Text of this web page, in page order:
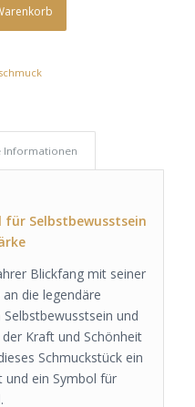
Informationen
für Selbstbewusstsein
Blickfang mit seiner
die legendäre
und
Kraft und Schönheit
Schmuckstück ein
und ein Symbol für